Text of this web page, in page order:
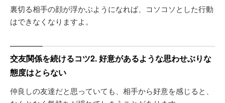
裏切る相手の顔が浮かぶようになれば、コソコソとした行動
はできなくなりますよ。
交友関係を続けるコツ2. 好意があるような思わせぶりな
態度はとらない
仲良しの友達だと思っていても、相手から好意を感じると、